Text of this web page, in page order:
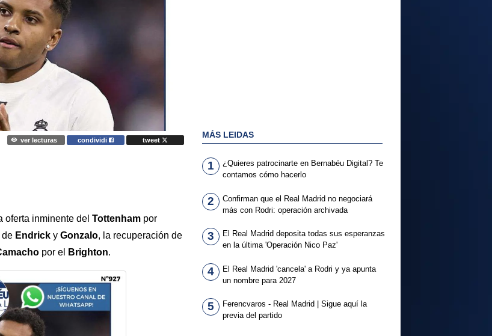
ver lecturas condividi
tweet
oferta inminente del Tottenham por
de Endrick y Gonzalo, la recuperación de
por el Brighton.
MÁS LEIDAS
1
¿Quieres patrocinarte en Bernabéu Digital? Te
contamos cómo hacerlo
2
Confirman que el Real Madrid no negociará
más con Rodri: operación archivada
3
El Real Madrid deposita todas sus esperanzas
en la última 'Operación Nico Paz'
4
El Real Madrid 'cancela' a Rodri y ya apunta
un nombre para 2027
5
Ferencvaros - Real Madrid | Sigue aquí la
previa del partido